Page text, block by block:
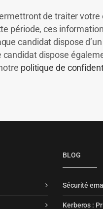
de traiter
période, ces
candidat dispose
dispose
politique de
BLOG
Sécurité
Kerberos :